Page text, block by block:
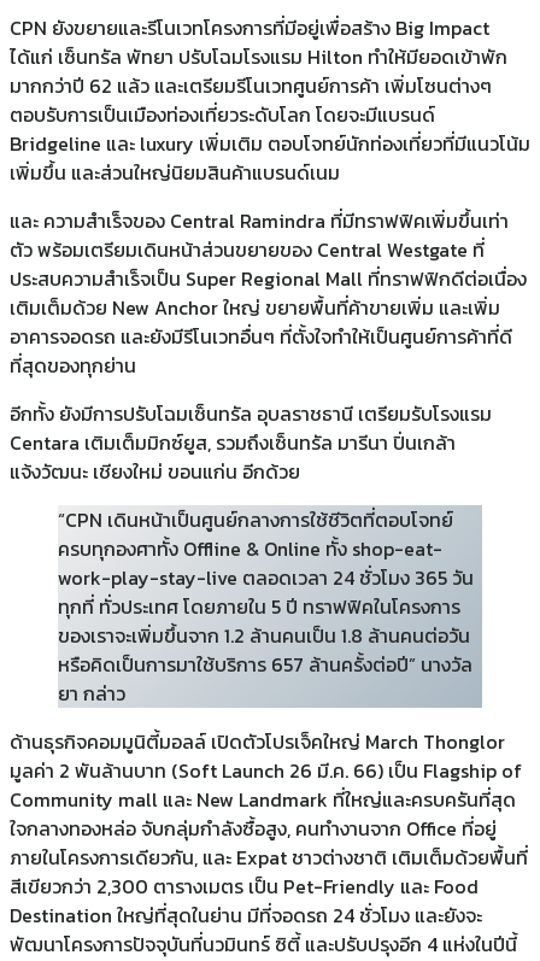
CPN ยังขยายและรีโนเวทโครงการที่มีอยู่เพื่อสร้าง Big Impact
ได้แก่ เซ็นทรัล พัทยา ปรับโฉมโรงแรม Hilton ทำให้มียอดเข้าพัก
มากกว่าปี 62 แล้ว และเตรียมรีโนเวทศูนย์การค้า เพิ่มโซนต่างๆ
ตอบรับการเป็นเมืองท่องเที่ยวระดับโลก โดยจะมีแบรนด์
Bridgeline และ luxury เพิ่มเติม ตอบโจทย์นักท่องเที่ยวที่มีแนวโน้ม
เพิ่มขึ้น และส่วนใหญ่นิยมสินค้าแบรนด์เนม
และ ความสำเร็จของ Central Ramindra ที่มีทราฟฟิคเพิ่มขึ้นเท่า
ตัว พร้อมเตรียมเดินหน้าส่วนขยายของ Central Westgate ที่
ประสบความสำเร็จเป็น Super Regional Mall ที่ทราฟฟิกดีต่อเนื่อง
เติมเต็มด้วย New Anchor ใหญ่ ขยายพื้นที่ค้าขายเพิ่ม และเพิ่ม
อาคารจอดรถ และยังมีรีโนเวทอื่นๆ ที่ตั้งใจทำให้เป็นศูนย์การค้าที่ดี
ที่สุดของทุกย่าน
อีกทั้ง ยังมีการปรับโฉมเซ็นทรัล อุบลราชธานี เตรียมรับโรงแรม
Centara เติมเต็มมิกซ์ยูส, รวมถึงเซ็นทรัล มารีนา ปิ่นเกล้า
แจ้งวัฒนะ เชียงใหม่ ขอนแก่น อีกด้วย
“CPN เดินหน้าเป็นศูนย์กลางการใช้ชีวิตที่ตอบโจทย์
ครบทุกองศาทั้ง Offline & Online ทั้ง shop-eat-
work-play-stay-live ตลอดเวลา 24 ชั่วโมง 365 วัน
ทุกที่ ทั่วประเทศ โดยภายใน 5 ปี ทราฟฟิคในโครงการ
ของเราจะเพิ่มขึ้นจาก 1.2 ล้านคนเป็น 1.8 ล้านคนต่อวัน
หรือคิดเป็นการมาใช้บริการ 657 ล้านครั้งต่อปี” นางวัล
ยา กล่าว
ด้านธุรกิจคอมมูนิตี้มอลล์ เปิดตัวโปรเจ็คใหญ่ March Thonglor
มูลค่า 2 พันล้านบาท (Soft Launch 26 มี.ค. 66) เป็น Flagship of
Community mall และ New Landmark ที่ใหญ่และครบครันที่สุด
ใจกลางทองหล่อ จับกลุ่มกำลังซื้อสูง, คนทำงานจาก Office ที่อยู่
ภายในโครงการเดียวกัน, และ Expat ชาวต่างชาติ เติมเต็มด้วยพื้นที่
สีเขียวกว่า 2,300 ตารางเมตร เป็น Pet-Friendly และ Food
Destination ใหญ่ที่สุดในย่าน มีที่จอดรถ 24 ชั่วโมง และยังจะ
พัฒนาโครงการปัจจุบันที่นวมินทร์ ซิตี้ และปรับปรุงอีก 4 แห่งในปีนี้